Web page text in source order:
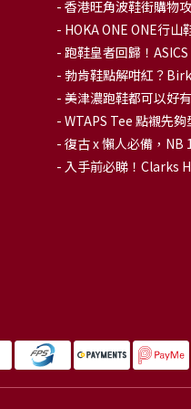
- 香港旺角波鞋街購物
- HOKA ONE ONE行山
- 跑鞋皇者回歸！
- 勃肯鞋點解咁紅？
- 美津濃跑鞋都可以好
- WTAPS Tee 點襯先
- 復古 x 懶人必備，NB
- 入手前必睇！Clarks